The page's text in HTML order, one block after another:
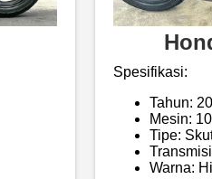
Spesifikasi:
Tahun:
Mesin:
Tipe:
Warna: